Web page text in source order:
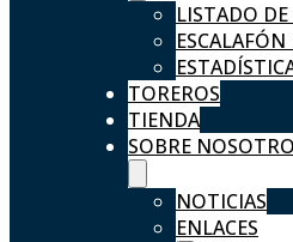
LISTADO DE
TOREROS
TIENDA
SOBRE
NOTICIAS
ENLACES